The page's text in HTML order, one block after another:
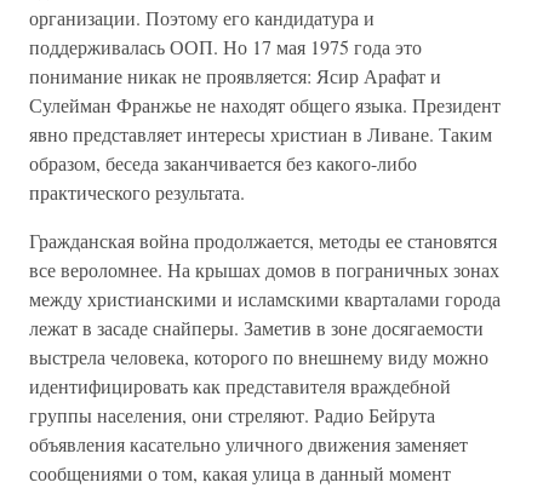
организации. Поэтому его кандидатура и
поддерживалась ООП. Но 17 мая 1975 года это
понимание никак не проявляется: Ясир Арафат и
Сулейман Франжье не находят общего языка. Президент
явно представляет интересы христиан в Ливане. Таким
образом, беседа заканчивается без какого-либо
практического результата.
Гражданская война продолжается, методы ее становятся
все вероломнее. На крышах домов в пограничных зонах
между христианскими и исламскими кварталами города
лежат в засаде снайперы. Заметив в зоне досягаемости
выстрела человека, которого по внешнему виду можно
идентифицировать как представителя враждебной
группы населения, они стреляют. Радио Бейрута
объявления касательно уличного движения заменяет
сообщениями о том, какая улица в данный момент